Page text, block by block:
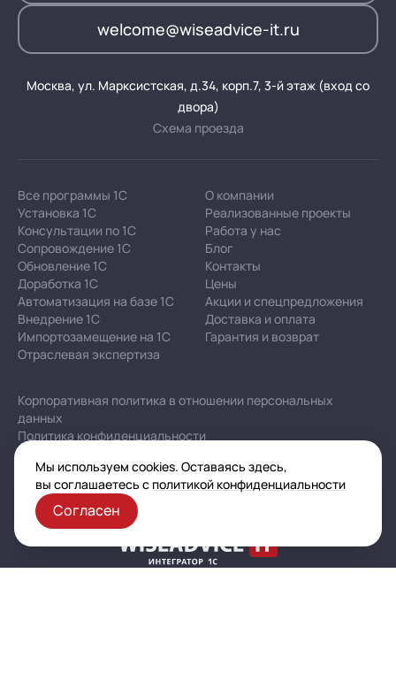
welcome@wiseadvice-it.ru
Москва, ул. Марксистская, д.34, корп.7, 3-й этаж (вход со
двора)
Схема проезда
Все программы 1С
Установка 1С
Консультации по 1С
Сопровождение 1С
Обновление 1С
Доработка 1С
Автоматизация на базе 1С
Внедрение 1С
Импортозамещение на 1С
Отраслевая экспертиза
О компании
Реализованные проекты
Работа у нас
Блог
Контакты
Цены
Акции и спецпредложения
Доставка и оплата
Гарантия и возврат
Корпоративная политика в отношении персональных
данных
Политика конфиденциальности
Публичная оферта
Карта сайта
Мы используем cookies. Оставаясь здесь,
вы соглашаетесь с политикой конфиденциальности
Согласен